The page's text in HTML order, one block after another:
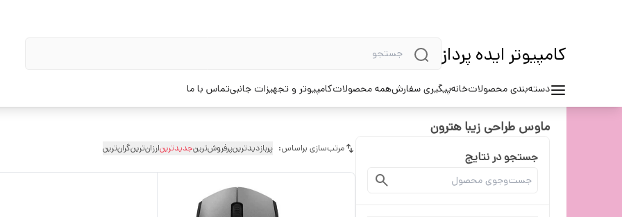
کامپیوتر ایده پرداز
دسته‌بندی محصولاتخانهپیگیری سفارشهمه محصولاتکامپیوتر و تجهیزات جانبیتماس با ما
ماوس طراحی زیبا هترون
جستجو در نتایج
مرتب‌سازی براساس: پربازدیدترینپرفروش‌ترینجدیدترینارزان‌ترینگران‌ترین